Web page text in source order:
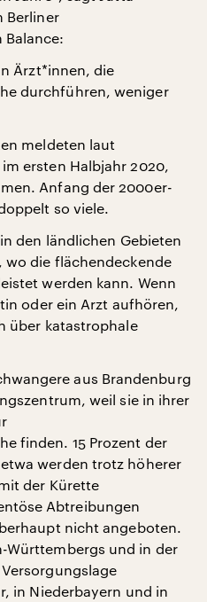
Berliner
Ärzt*innen, die
durchführen, weniger
meldeten laut
ersten Halbjahr 2020,
Anfang der 2000er-
so viele.
den ländlichen Gebieten
wo die flächendeckende
werden kann. Wenn
oder ein Arzt aufhören,
über katastrophale
aus Brandenburg
weil sie in ihrer
finden. 15 Prozent der
werden trotz höherer
der Kürette
Abtreibungen
nicht angeboten.
Württembergs und in der
in Niederbayern und in